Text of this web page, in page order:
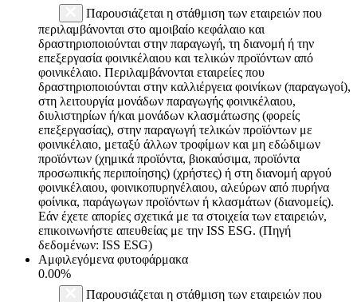
Παρουσιάζεται η στάθμιση των εταιρειών που
περιλαμβάνονται στο αμοιβαίο κεφάλαιο και
δραστηριοποιούνται στην παραγωγή, τη διανομή ή την
επεξεργασία φοινικέλαιου και τελικών προϊόντων από
φοινικέλαιο. Περιλαμβάνονται εταιρείες που
δραστηριοποιούνται στην καλλιέργεια φοινίκων (παραγωγοί),
στη λειτουργία μονάδων παραγωγής φοινικέλαιου,
διυλιστηρίων ή/και μονάδων κλασμάτωσης (φορείς
επεξεργασίας), στην παραγωγή τελικών προϊόντων με
φοινικέλαιο, μεταξύ άλλων τροφίμων και μη εδώδιμων
προϊόντων (χημικά προϊόντα, βιοκαύσιμα, προϊόντα
προσωπικής περιποίησης) (χρήστες) ή στη διανομή αργού
φοινικέλαιου, φοινικοπυρηνέλαιου, αλεύρων από πυρήνα
φοίνικα, παράγωγων προϊόντων ή κλασμάτων (διανομείς).
Εάν έχετε απορίες σχετικά με τα στοιχεία των εταιρειών,
επικοινωνήστε απευθείας με την ISS ESG. (Πηγή
δεδομένων: ISS ESG)
Αμφιλεγόμενα φυτοφάρμακα
0.00%
Παρουσιάζεται η στάθμιση των εταιρειών που